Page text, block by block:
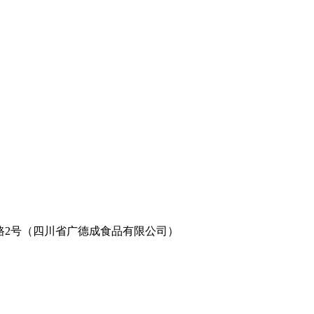
（四川省广德成食品有限公司）